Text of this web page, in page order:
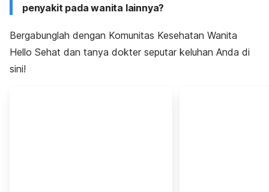
penyakit pada wanita lainnya?
Bergabunglah dengan Komunitas Kesehatan Wanita
Hello Sehat dan tanya dokter seputar keluhan Anda di
sini!